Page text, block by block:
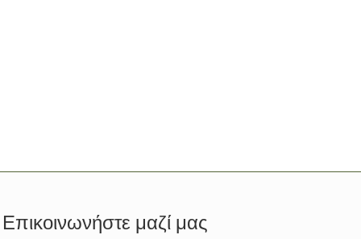
Επικοινωνήστε μαζί μας